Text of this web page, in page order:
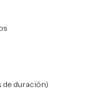
de duración)